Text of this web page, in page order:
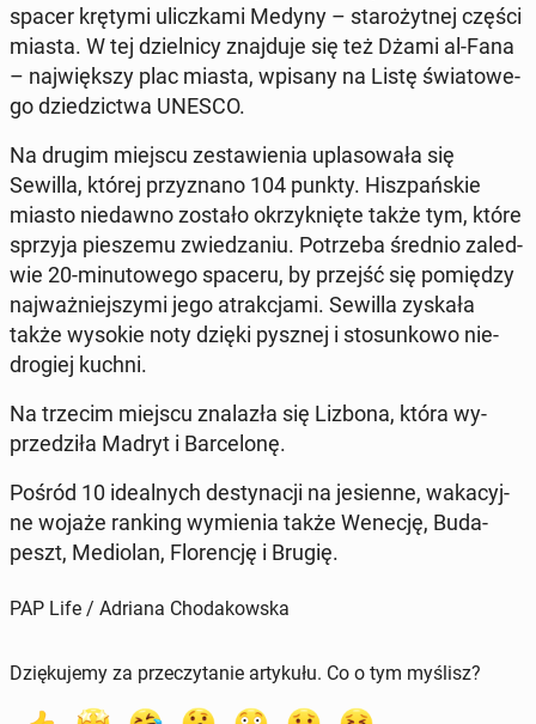
spacer krętymi ulicz­ka­mi Medyny – sta­ro­żyt­nej części
miasta. W tej dziel­ni­cy znaj­du­je się też Dżami al-Fana
– naj­więk­szy plac miasta, wpisany na Listę świa­to­we­
go dzie­dzic­twa UNESCO.
Na drugim miejscu ze­sta­wie­nia upla­so­wa­ła się
Sewilla, której przy­zna­no 104 punkty. Hisz­pań­skie
miasto nie­daw­no zostało okrzyk­nię­te także tym, które
sprzyja pie­sze­mu zwie­dza­niu. Po­trze­ba średnio za­le­d­
wie 20-mi­nu­to­we­go spaceru, by przejść się po­mię­dzy
naj­waż­niej­szy­mi jego atrak­cja­mi. Sewilla zyskała
także wysokie noty dzięki pysznej i sto­sun­ko­wo nie­
dro­giej kuchni.
Na trzecim miejscu zna­la­zła się Lizbona, która wy­
prze­dzi­ła Madryt i Bar­ce­lo­nę.
Pośród 10 ide­al­nych de­sty­na­cji na je­sien­ne, wa­ka­cyj­
ne wojaże ranking wy­mie­nia także Wenecję, Bu­da­
peszt, Me­dio­lan, Flo­ren­cję i Brugię.
PAP Life / Adriana Chodakowska
Dziękujemy za przeczytanie artykułu. Co o tym myślisz?